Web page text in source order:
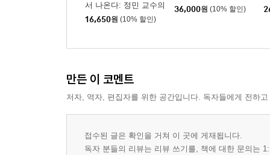
서 나온다: 정민 교수의
고전 필사
16,650원 (10% 할인)
36,000원 (10% 할인)
만든 이 코멘트
저자, 역자, 편집자를 위한 공간입니다. 독자들에게 전하
접수된 글은 확인을 거쳐 이 곳에 게재됩니다.
독자 분들의 리뷰는 리뷰 쓰기를, 책에 대한 문의는